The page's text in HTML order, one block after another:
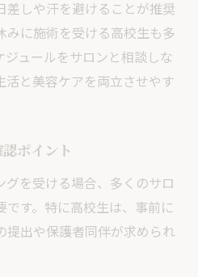
差しや汗を避けることが推奨
みに施術を受ける高校生も多
ュールをサロンと相談しな
と美容ケアを両立させやす
ポイント
を受ける場合、多くのサロ
です。特に高校生は、事前に
提出や保護者同伴が求められ